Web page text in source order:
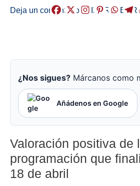
Deja un comentario /EIBAR ,
¿Nos sigues? Márcanos como
Añádenos en Google
Valoración positiva de
programación que
18 de abril